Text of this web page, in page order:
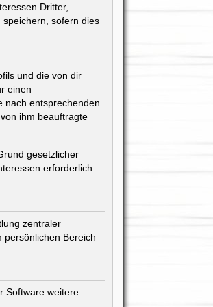
Dritter,
sofern dies
und die von dir
einen
nach entsprechenden
ihm beauftragte
gesetzlicher
erforderlich
zentraler
Bereich
Software weitere